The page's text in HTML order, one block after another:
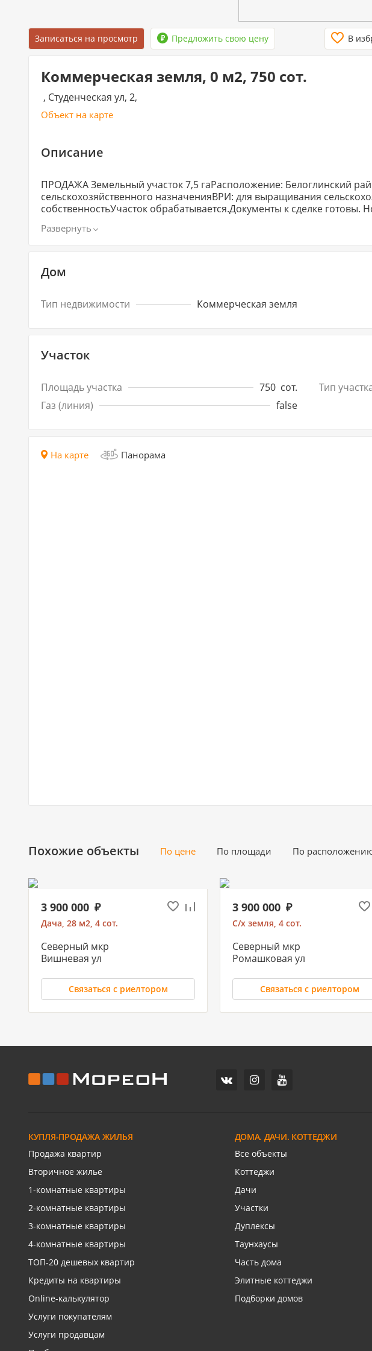
Записаться на просмотр Предложить свою цену В
Коммерческая земля, 0 м2, 750 сот.
, Студенческая ул, 2,
Объект на карте
Описание
ПРОДАЖА Земельный участок 7,5 гаРасположение: Белоглинский
сельскохозяйственного назначенияВРИ: для выращивания
собственностьУчасток обрабатывается.​​​​​​​Документы к сделке готовы.
Дом
Тип недвижимости Коммерческая земля
Участок
Площадь участка 750 сот. Тип
Газ (линия)
false
На карте Панорама
Похожие объекты По цене По площади По
3 900 000
Дача, 28 м2, 4 сот.
Северный мкр
Вишневая ул
Связаться с риелтором
3 900 000
С/х земля, 4 сот.
Северный мкр
Ромашковая ул
Связаться с риелтором
С/х земля, 750 сот.
Связаться с риелтором
КУПЛЯ-ПРОДАЖА ЖИЛЬЯ
Продажа квартир
Вторичное жилье
1-комнатные квартиры
2-комнатные квартиры
3-комнатные квартиры
4-комнатные квартиры
ТОП-20 дешевых квартир
Кредиты на квартиры
Online-калькулятор
Услуги покупателям
Услуги продавцам
ДОМА. ДАЧИ. КОТТЕДЖИ
Все объекты
Коттеджи
Дачи
Участки
Дуплексы
Таунхаусы
Часть дома
Элитные коттеджи
Подборки домов